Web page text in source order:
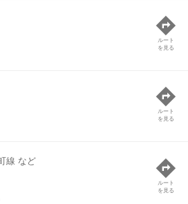
ルート
を見る
ルート
を見る
線 など
ルート
を見る